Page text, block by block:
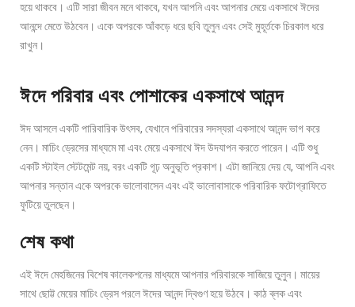
হয়ে থাকবে। এটি সারা জীবন মনে থাকবে, যখন আপনি এবং আপনার মেয়ে একসাথে ঈদের
আনন্দে মেতে উঠবেন। একে অপরকে আঁকড়ে ধরে ছবি তুলুন এবং সেই মুহূর্তকে চিরকাল ধরে
রাখুন।
ঈদে পরিবার এবং পোশাকের একসাথে আনন্দ
ঈদ আসলে একটি পারিবারিক উৎসব, যেখানে পরিবারের সদস্যরা একসাথে আনন্দ ভাগ করে
নেন। মাচিং ড্রেসের মাধ্যমে মা এবং মেয়ে একসাথে ঈদ উদযাপন করতে পারেন। এটি শুধু
একটি স্টাইল স্টেটমেন্ট নয়, বরং একটি গূঢ় অনুভূতি প্রকাশ। এটা জানিয়ে দেয় যে, আপনি এবং
আপনার সন্তান একে অপরকে ভালোবাসেন এবং এই ভালোবাসাকে পরিবারিক ফটোগ্রাফিতে
ফুটিয়ে তুলছেন।
শেষ কথা
এই ঈদে মেহজিনের বিশেষ কালেকশনের মাধ্যমে আপনার পরিবারকে সাজিয়ে তুলুন। মায়ের
সাথে ছোট্ট মেয়ের মাচিং ড্রেস পরলে ঈদের আনন্দ দ্বিগুণ হয়ে উঠবে। কাঠ ব্লক এবং